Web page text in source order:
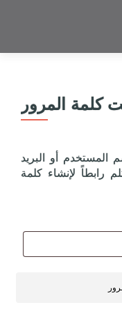
كلمة المرور
أو البريد
رابطاً لإنشاء كلمة